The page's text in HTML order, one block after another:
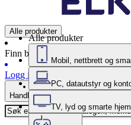
Alle produkter
Finn butikk
Logg inn
Handlekurv
Alle produkter
Mobil, nettbrett og
PC, datautstyr og
TV, lyd og smarte hjem